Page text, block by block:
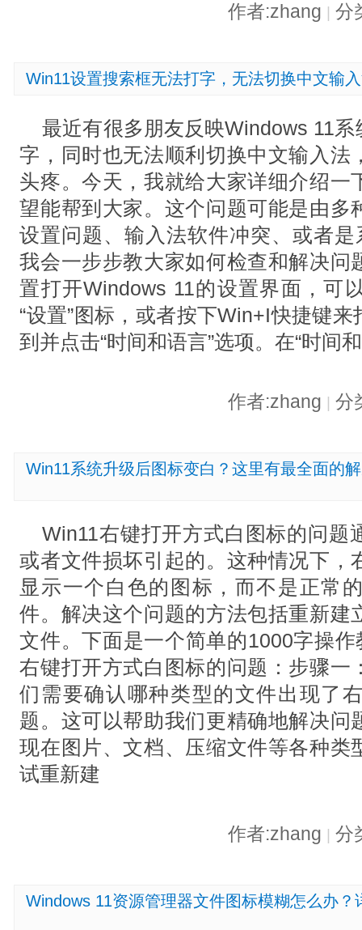
作者:zhang 分
Win11设置搜索框无法打字，无法切换中文输
最近有很多朋友反映Windows 11
字，同时也无法顺利切换中文输入法
头疼。今天，我就给大家详细介绍一
望能帮到大家。这个问题可能是由多
设置问题、输入法软件冲突、或者
我会一步步教大家如何检查和解决问
置打开Windows 11的设置界面，可
“设置”图标，或者按下Win+I快捷键
到并点击“时间和语言”选项。在“时间
作者:zhang | 分
Win11系统升级后图标变白？这里有最全面的
Win11右键打开方式白图标的问题
或者文件损坏引起的。这种情况下，
显示一个白色的图标，而不是正常
件。解决这个问题的方法包括重新建
文件。下面是一个简单的1000字操
右键打开方式白图标的问题：步骤一
们需要确认哪种类型的文件出现了
题。这可以帮助我们更精确地解决问
现在图片、文档、压缩文件等各种类
试重新建
作者:zhang 分
Windows 11资源管理器文件图标模糊怎么办